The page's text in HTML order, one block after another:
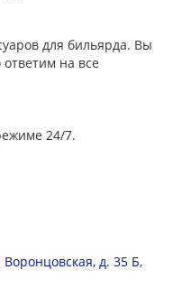
для бильярда. Вы
на все
24/7.
Воронцовская, д. 35 Б,